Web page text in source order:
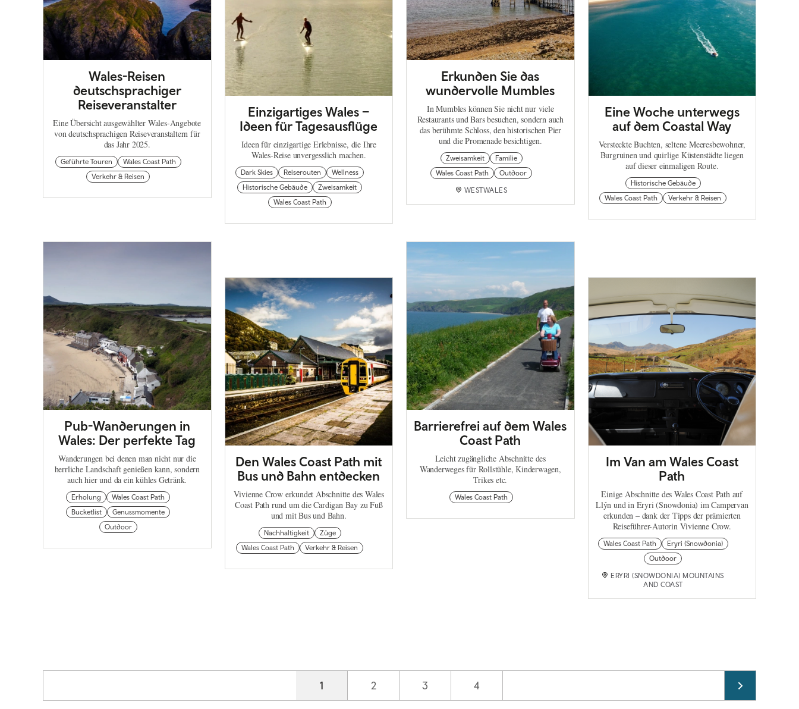
Wales-Reisen
deutschsprachiger
Reiseveranstalter
Eine Übersicht ausgewählter Wales-Angebote
von deutschsprachigen Reiseveranstaltern für
das Jahr 2025.
Geführte Touren
Wales Coast Path
Verkehr & Reisen
Einzigartiges Wales –
Ideen für Tagesausflüge
Ideen für einzigartige Erlebnisse, die Ihre
Wales-Reise unvergesslich machen.
Dark Skies Reiserouten
Wellness
Historische Gebäude
Zweisamkeit
Wales Coast Path
Erkunden Sie das
wundervolle Mumbles
In Mumbles können Sie nicht nur viele
Restaurants und Bars besuchen, sondern auch
das berühmte Schloss, den historischen Pier
und die Promenade besichtigen.
Zweisamkeit
Familie
Wales Coast Path
Outdoor
WESTWALES
Eine Woche unterwegs
auf dem Coastal Way
Versteckte Buchten, seltene Meeresbewohner,
Burgruinen und quirlige Küstenstädte liegen
auf dieser einmaligen Route.
Historische Gebäude
Wales Coast Path
Verkehr & Reisen
Pub-Wanderungen in
Wales: Der perfekte Tag
Wanderungen bei denen man nicht nur die
herrliche Landschaft genießen kann, sondern
auch hier und da ein kühles Getränk.
Erholung
Wales Coast Path
Bucketlist
Genussmomente
Outdoor
Den Wales Coast Path mit
Bus und Bahn entdecken
Vivienne Crow erkundet Abschnitte des Wales
Coast Path rund um die Cardigan Bay zu Fuß
und mit Bus und Bahn.
Nachhaltigkeit
Züge
Wales Coast Path
Verkehr & Reisen
Barrierefrei auf dem Wales
Coast Path
Leicht zugängliche Abschnitte des
Wanderweges für Rollstühle, Kinderwagen,
Trikes etc.
Wales Coast Path
Im Van am Wales Coast
Path
Einige Abschnitte des Wales Coast Path auf
Llŷn und in Eryri (Snowdonia) im Campervan
erkunden – dank der Tipps der prämierten
Reiseführer-Autorin Vivienne Crow.
Wales Coast Path
Eryri (Snowdonia)
Outdoor
ERYRI (SNOWDONIA) MOUNTAINS
AND COAST
Current page
1 Page
2 Page
3 Page
4